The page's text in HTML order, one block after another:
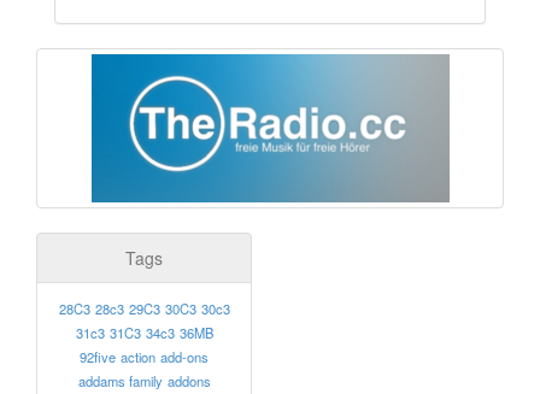
Tags
28C3 28c3 29C3 30C3 30c3
31c3 31C3 34c3 36MB
92five action add-ons
addams family addons